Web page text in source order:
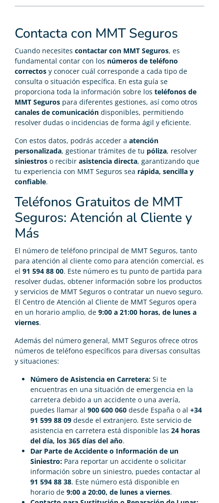
Contacta con MMT Seguros
Cuando necesites contactar con MMT Seguros, es
fundamental contar con los números de teléfono
correctos y conocer cuál corresponde a cada tipo de
consulta o situación específica. En esta guía se
proporciona toda la información sobre los teléfonos de
MMT Seguros para diferentes gestiones, así como otros
canales de comunicación disponibles, permitiendo
resolver dudas o incidencias de forma ágil y eficiente.
Con estos datos, podrás acceder a atención
personalizada, gestionar trámites de tu póliza, resolver
siniestros o recibir asistencia directa, garantizando que
tu experiencia con MMT Seguros sea rápida, sencilla y
confiable.
Teléfonos Gratuitos de MMT
Seguros: Atención al Cliente y
Más
El número de teléfono principal de MMT Seguros, tanto
para atención al cliente como para atención comercial, es
el 91 594 88 00. Este número es tu punto de partida para
resolver dudas, obtener información sobre los productos
y servicios de MMT Seguros o contratar un nuevo seguro.
El Centro de Atención al Cliente de MMT Seguros opera
en un horario amplio, de 9:00 a 21:00 horas, de lunes a
viernes.
Además del número general, MMT Seguros ofrece otros
números de teléfono específicos para diversas consultas
y situaciones:
Número de Asistencia en Carretera: Si te
encuentras en una situación de emergencia en la
carretera debido a un accidente o una avería,
puedes llamar al 900 600 060 desde España o al +34
91 599 88 09 desde el extranjero. Este servicio de
asistencia en carretera está disponible las 24 horas
del día, los 365 días del año.
Dar Parte de Accidente o Información de un
Siniestro: Para reportar un accidente o solicitar
información sobre un siniestro, puedes contactar al
91 594 88 38. Este número está disponible en
horario de 9:00 a 20:00, de lunes a viernes.